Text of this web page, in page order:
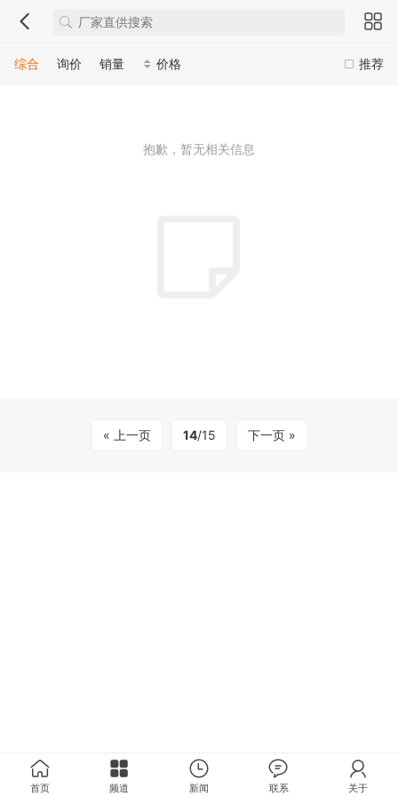
推荐
综合 询价 销量 价格
抱歉，暂无相关信息
« 上一页 14/15 下一页 »
首页 频道 新闻 联系 关于